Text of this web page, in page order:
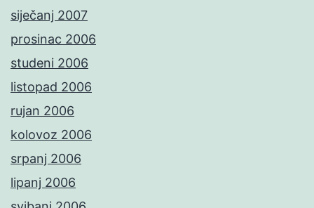
siječanj 2007
prosinac 2006
studeni 2006
listopad 2006
rujan 2006
kolovoz 2006
srpanj 2006
lipanj 2006